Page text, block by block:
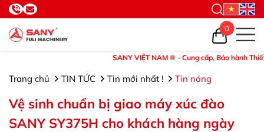
SANY VIỆT NAM ® - Cung cấp, Bảo hành Thiết bị
0
Trang chủ TIN TỨC Tin mới nhất ! Tin nóng
Vệ sinh chuẩn bị giao máy xúc đào
SANY SY375H cho khách hàng ngày